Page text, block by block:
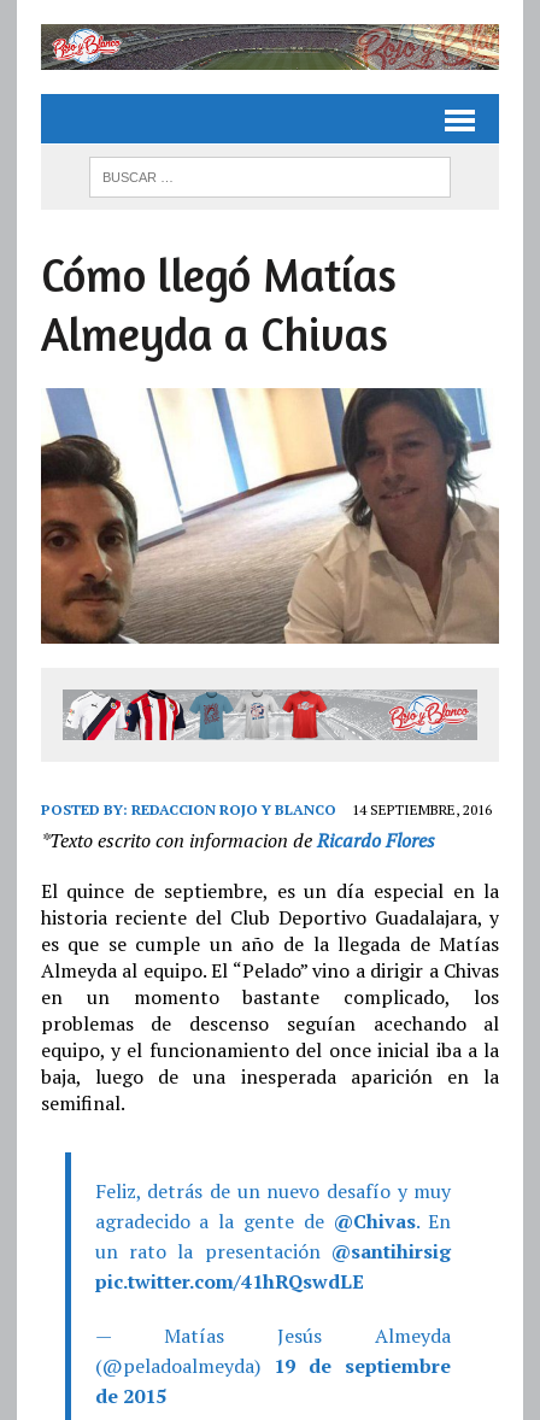
Cómo llegó Matías
Almeyda a Chivas
POSTED BY: REDACCION ROJO Y BLANCO 14 SEPTIEMBRE, 2016
*Texto escrito con informacion deRicardo Flores
El quince de septiembre, es un día especial en la
historia reciente del Club Deportivo Guadalajara, y
es que se cumple un año de la llegada de Matías
Almeyda al equipo. El “Pelado” vino a dirigir a Chivas
en un momento bastante complicado, los
problemas de descenso seguían acechando al
equipo, y el funcionamiento del once inicial iba a la
baja, luego de una inesperada aparición en la
semifinal.
Feliz, detrás de un nuevo desafío y muy
agradecido a la gente de @Chivas. En
un rato la presentación @santihirsig
pic.twitter.com/41hRQswdLE
— Matías Jesús Almeyda
(@peladoalmeyda) 19 de septiembre
de 2015